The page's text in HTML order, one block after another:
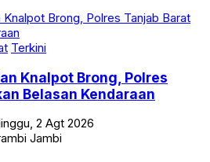
Terkini
Knalpot Brong, Polres
Belasan Kendaraan
2 Agt 2026
Jambi